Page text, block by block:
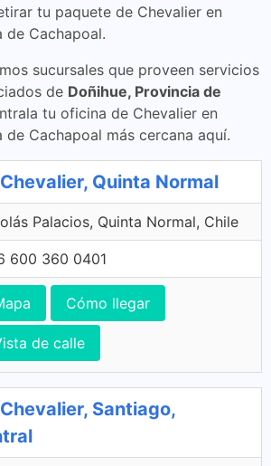
tu paquete de Chevalier en
de Cachapoal.
sucursales que proveen servicios
de Doñihue, Provincia de
tu oficina de Chevalier en
de Cachapoal más cercana aquí.
Quinta Normal
Palacios, Quinta Normal, Chile
600 360 0401
Cómo llegar
de calle
Santiago,